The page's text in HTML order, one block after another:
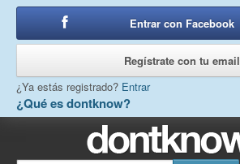
¿Qué es dontknow?
Entrar con Facebook
Regístrate con tu email
¿Ya estás registrado? Entrar